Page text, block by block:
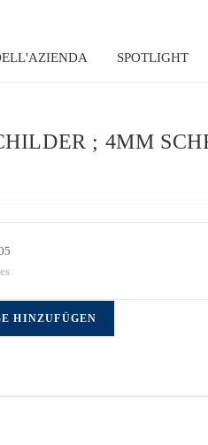
SPOTLIGHT
; 4MM
HINZUFÜGEN